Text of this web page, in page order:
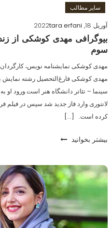
سایر مطالب
آوریل 18, 2022
tara erfani
بیوگرافی مهدی کوشکی از
سوم
مهدی کوشکی نمایشنامه نویس،
مهدی کوشکی فارغ‌التحصیل رشته نمایش
سینما – تئاتر دانشگاه هنر است.ورود او
لانتوری وارد فاز جدید شد سپس در
کرده است. […]
بیشتر بخوانید